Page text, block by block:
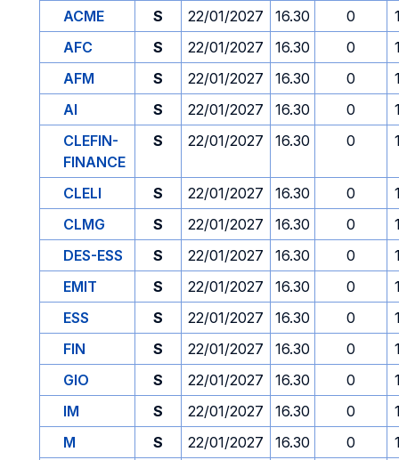
ACME
S 22/01/2027 16.30 0
AFC
S 22/01/2027 16.30 0
AFM
S 22/01/2027 16.30 0
AI
S 22/01/2027 16.30 0
CLEFIN-
FINANCE
S 22/01/2027 16.30 0
CLELI S 22/01/2027 16.30 0
CLMG
S 22/01/2027 16.30 0
DES-ESS
S 22/01/2027 16.30 0
EMIT
S 22/01/2027 16.30 0
ESS
S 22/01/2027 16.30 0
FIN
S 22/01/2027 16.30 0
GIO
S 22/01/2027 16.30 0
IM
S 22/01/2027 16.30 0
M
S 22/01/2027 16.30 0